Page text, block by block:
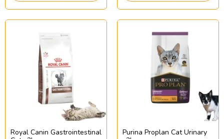
Royal Canin Gastrointestinal
Purina Proplan Cat Urinary